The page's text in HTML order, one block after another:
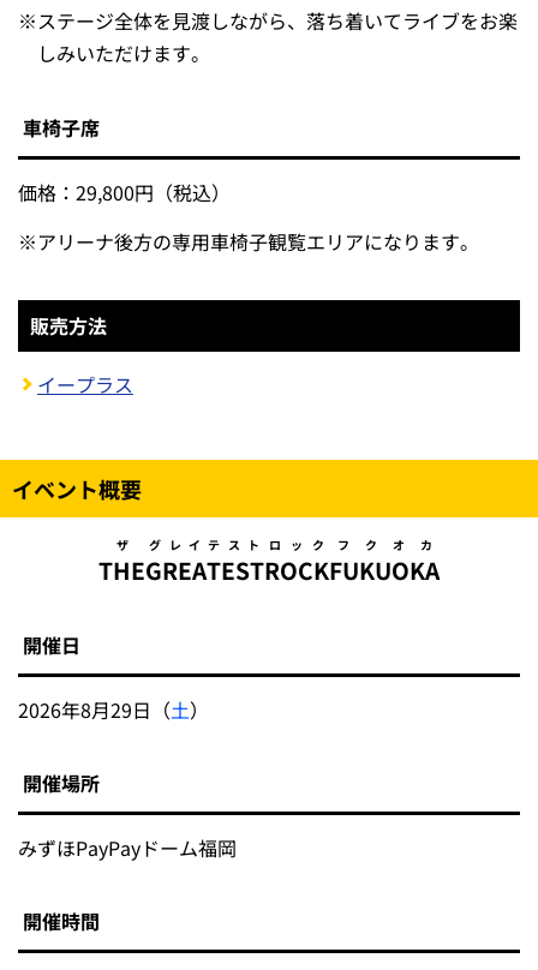
※ステージ全体を見渡しながら、落ち着いてライブをお楽
しみいただけます。
車椅子席
価格：29,800円（税込）
※アリーナ後方の専用車椅子観覧エリアになります。
販売方法
イープラス
イベント概要
THE
ザ
GREATEST
グレイテスト
ROCK
ロック
FUKUOKA
フクオカ
開催日
2026年8月29日（土）
開催場所
みずほPayPayドーム福岡
開催時間